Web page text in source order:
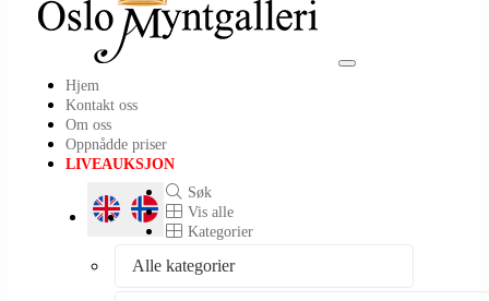
Toggle
Hjem
Kontakt oss
Om oss
Oppnådde priser
LIVEAUKSJON
Søk
Vis alle
Kategorier
Alle kategorier